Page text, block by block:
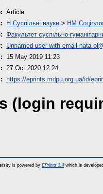
Article
H Суспільні науки > HM
Факультет суспільно-
Unnamed user with email nata-
15 May 2019 11:23
27 Oct 2020 12:24
https://eprints.mdpu.org.ua/id/
(login
is powered by EPrints 3.4 which is